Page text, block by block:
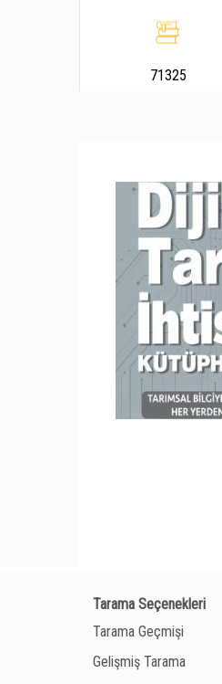
71325
Tarama Seçenekleri
Tarama Geçmişi
Gelişmiş Tarama